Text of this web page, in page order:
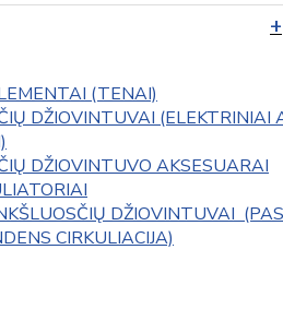
(TENAI)
DŽIOVINTUVAI (ELEKTRINIAI
DŽIOVINTUVO AKSESUARAI
DŽIOVINTUVAI
CIRKULIACIJA)